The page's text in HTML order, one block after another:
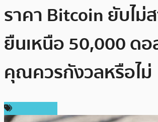
ราคา Bitcoin ยับไม่
ยืนเหนือ 50,000 ดอ
คุณควรกังวลหรือไม่